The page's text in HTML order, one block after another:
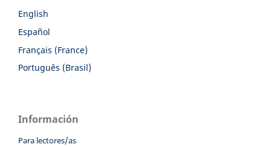
English
Español
Français (France)
Português (Brasil)
Información
Para lectores/as